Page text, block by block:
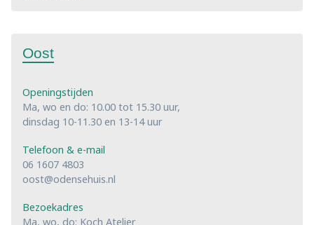
Oost
Openingstijden
Ma, wo en do: 10.00 tot 15.30 uur,
dinsdag 10-11.30 en 13-14 uur
Telefoon & e-mail
06 1607 4803
oost@odensehuis.nl
Bezoekadres
Ma, wo, do: Koch Atelier